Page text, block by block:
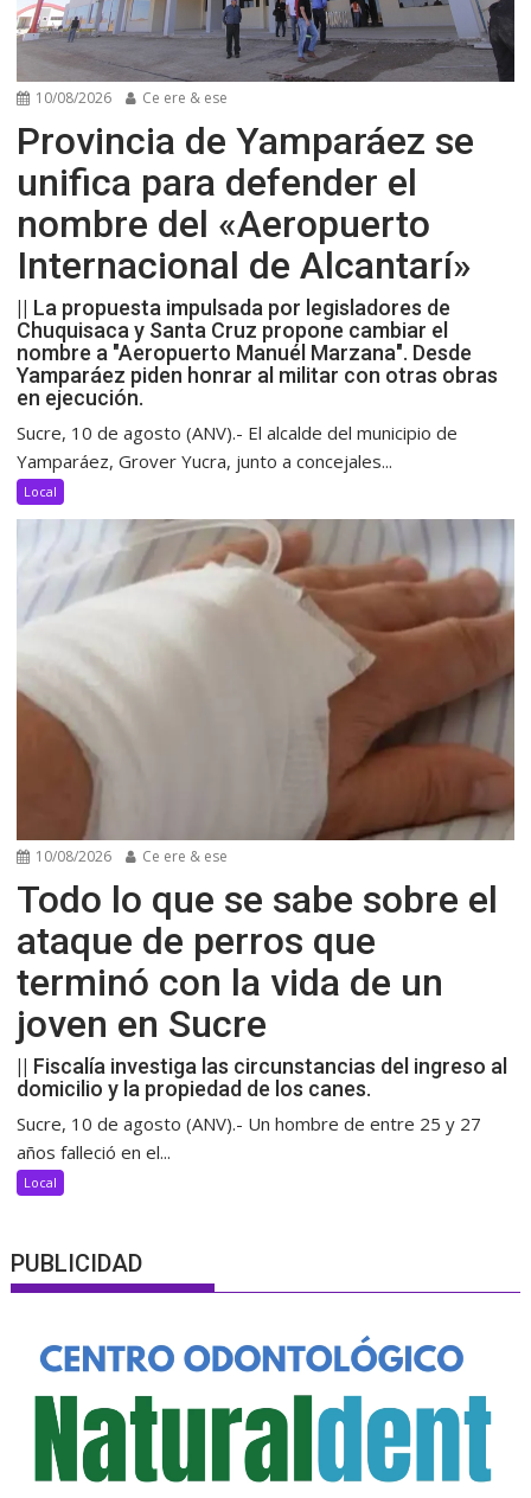
10/08/2026 Ce ere & ese
Provincia de Yamparáez se
unifica para defender el
nombre del «Aeropuerto
Internacional de Alcantarí»
|| La propuesta impulsada por legisladores de
Chuquisaca y Santa Cruz propone cambiar el
nombre a "Aeropuerto Manuél Marzana". Desde
Yamparáez piden honrar al militar con otras obras
en ejecución.
Sucre, 10 de agosto (ANV).- El alcalde del municipio de
Yamparáez, Grover Yucra, junto a concejales...
Local
10/08/2026 Ce ere & ese
Todo lo que se sabe sobre el
ataque de perros que
terminó con la vida de un
joven en Sucre
|| Fiscalía investiga las circunstancias del ingreso al
domicilio y la propiedad de los canes.
Sucre, 10 de agosto (ANV).- Un hombre de entre 25 y 27
años falleció en el...
Local
PUBLICIDAD